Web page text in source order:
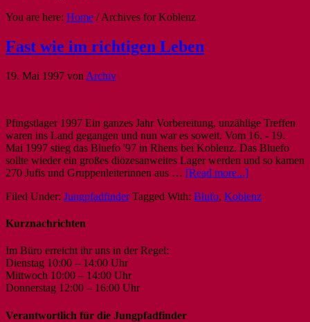
You are here: Home /Archives for Koblenz
Fast wie im richtigen Leben
19. Mai 1997 von Archiv
Pfingstlager 1997 Ein ganzes Jahr Vorbereitung, unzählige Treffen
waren ins Land gegangen und nun war es soweit. Vom 16. - 19.
Mai 1997 stieg das Bluefo '97 in Rhens bei Koblenz. Das Bluefo
sollte wieder ein großes diözesanweites Lager werden und so kamen
270 Jufis und Gruppenleiterinnen aus … [Read more...]
Filed Under: Jungpfadfinder Tagged With: Blufo, Koblenz
Kurznachrichten
Im Büro erreicht ihr uns in der Regel:
Dienstag 10:00 – 14:00 Uhr
Mittwoch 10:00 – 14:00 Uhr
Donnerstag 12:00 – 16:00 Uhr
Verantwortlich für die Jungpfadfinder